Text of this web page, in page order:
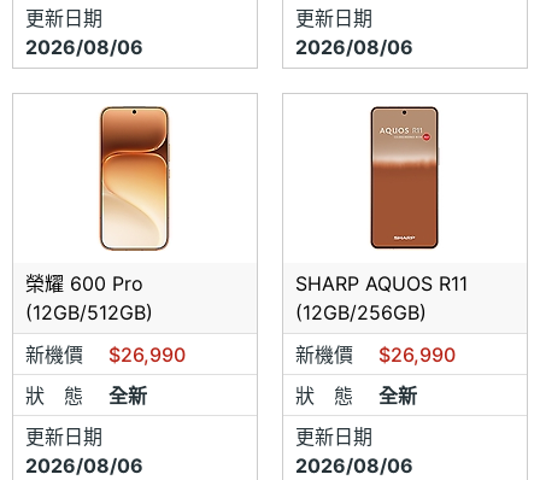
更新日期
2026/08/06
更新日期
2026/08/06
榮耀 600 Pro
(12GB/512GB)
新機價
$26,990
狀 態
全新
更新日期
2026/08/06
SHARP AQUOS R11
(12GB/256GB)
新機價
$26,990
狀 態
全新
更新日期
2026/08/06